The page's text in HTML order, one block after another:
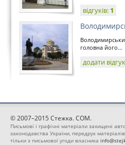
відгуків: 1
головна його...
додати відгук
© 2007–2015 Стежка. COM.
Письмові і графічні матеріали захищені
законодавства України, передрук
тільки з письмової угоди власника